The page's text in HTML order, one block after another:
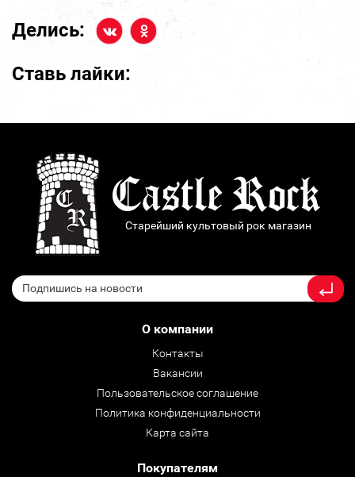
Делись:
Ставь лайки:
Старейший культовый рок магазин
О компании
Контакты
Вакансии
Пользовательское соглашение
Политика конфиденциальности
Карта сайта
Покупателям